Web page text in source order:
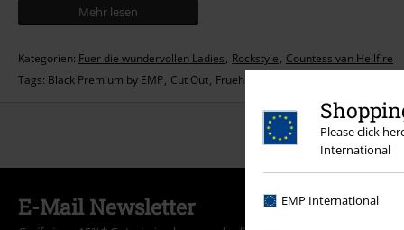
Please click
International
EMP International
Mehr lesen
Kategorien: Fuer die wundervollen Ladies Rockstyle Countess van Hellfire
Tags: Black Premium by EMP Cut Out Fruehling
E-Mail Newsletter